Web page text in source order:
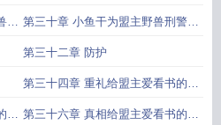
警1加更
刑 第三十章 小鱼干为盟主野兽刑警1
加更
第三十二章 防护
第三十四章 重礼给盟主爱看书的某
人加更
某 第三十六章 真相给盟主爱看书的某